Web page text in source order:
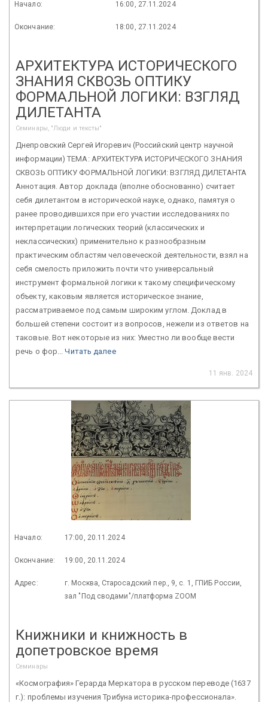
Начало: 16:00, 27.11.2024
Окончание: 18:00, 27.11.2024
АРХИТЕКТУРА ИСТОРИЧЕСКОГО
ЗНАНИЯ СКВОЗЬ ОПТИКУ
ФОРМАЛЬНОЙ ЛОГИКИ: ВЗГЛЯД
ДИЛЕТАНТА
Семинары, "Люди и тексты"
Днепровский Сергей Игоревич (Российский центр научной
информации) ТЕМА: АРХИТЕКТУРА ИСТОРИЧЕСКОГО ЗНАНИЯ
СКВОЗЬ ОПТИКУ ФОРМАЛЬНОЙ ЛОГИКИ: ВЗГЛЯД ДИЛЕТАНТА
Аннотация. Автор доклада (вполне обоснованно) считает
себя дилетантом в исторической науке, однако, памятуя о
ранее проводившихся при его участии исследованиях по
интерпретации логических теорий (классических и
неклассических) применительно к разнообразным
практическим областям человеческой деятельности, взял на
себя смелость приложить почти что универсальный
инструмент формальной логики к такому специфическому
объекту, каковым является историческое знание,
рассматриваемое под самым широким углом. Доклад в
большей степени состоит из вопросов, нежели из ответов на
таковые. Вот некоторые из них: Уместно ли вообще вести
речь о фор...Читать далее
11 янв. 2024
Начало: 17:00, 20.11.2024
Окончание: 19:00, 20.11.2024
Адрес:
г. Москва, Старосадский пер., 9, с. 1, ГПИБ России,
зал "Под сводами"/платформа ZOOM
Книжники и книжность в
допетровское время
Семинары
«Космография» Герарда Меркатора в русском переводе (1637
г.): проблемы изучения Трибуна историка-профессионала».